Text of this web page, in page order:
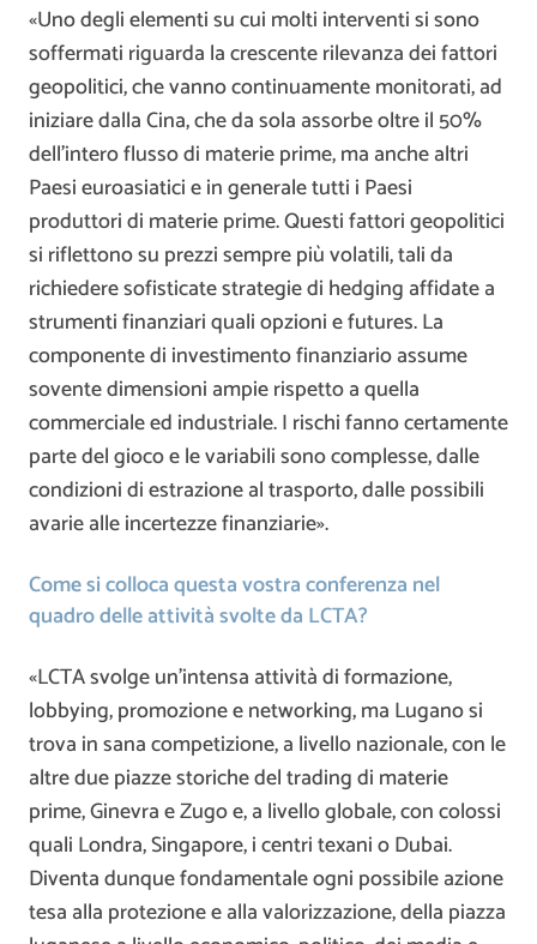
«Uno degli elementi su cui molti interventi si sono
soffermati riguarda la crescente rilevanza dei fattori
geopolitici, che vanno continuamente monitorati, ad
iniziare dalla Cina, che da sola assorbe oltre il 50%
dell’intero flusso di materie prime, ma anche altri
Paesi euroasiatici e in generale tutti i Paesi
produttori di materie prime. Questi fattori geopolitici
si riflettono su prezzi sempre più volatili, tali da
richiedere sofisticate strategie di hedging affidate a
strumenti finanziari quali opzioni e futures. La
componente di investimento finanziario assume
sovente dimensioni ampie rispetto a quella
commerciale ed industriale. I rischi fanno certamente
parte del gioco e le variabili sono complesse, dalle
condizioni di estrazione al trasporto, dalle possibili
avarie alle incertezze finanziarie».
Come si colloca questa vostra conferenza nel
quadro delle attività svolte da LCTA?
«LCTA svolge un’intensa attività di formazione,
lobbying, promozione e networking, ma Lugano si
trova in sana competizione, a livello nazionale, con le
altre due piazze storiche del trading di materie
prime, Ginevra e Zugo e, a livello globale, con colossi
quali Londra, Singapore, i centri texani o Dubai.
Diventa dunque fondamentale ogni possibile azione
tesa alla protezione e alla valorizzazione, della piazza